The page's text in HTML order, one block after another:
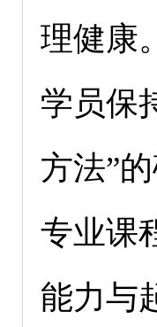
理健康
学员保
方法”
专业课
能力与